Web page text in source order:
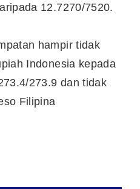
12.7270/7520.
hampir tidak
Indonesia kepada
273.9 dan tidak
Filipina